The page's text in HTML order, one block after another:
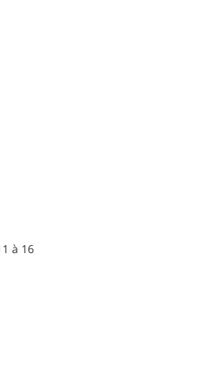
à 16